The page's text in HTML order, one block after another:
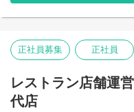
（アルバイト業務のサポー
接客・お料理の提供・テー
※オーダーはタッチパッド
■キッチン業務
ハンバーグ等の調理業務
正社員募集 正社員
レストラン店舗運
代店